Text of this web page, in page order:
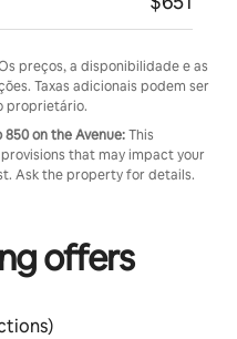
preços, a disponibilidade e as
Taxas adicionais podem ser
proprietário.
on the Avenue:This
that may impact your
Ask the property for details.
offers